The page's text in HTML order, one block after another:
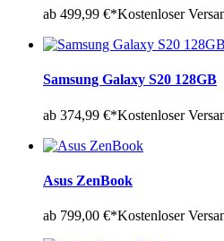
ab 499,99 €*Kostenloser
Samsung Galaxy S20 128GB
ab 374,99 €*Kostenloser
Asus ZenBook
ab 799,00 €*Kostenloser